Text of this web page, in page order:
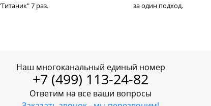
7 раз.
за один подход.
Наш многоканальный единый номер
+7 (499) 113-24-82
Ответим на все ваши вопросы